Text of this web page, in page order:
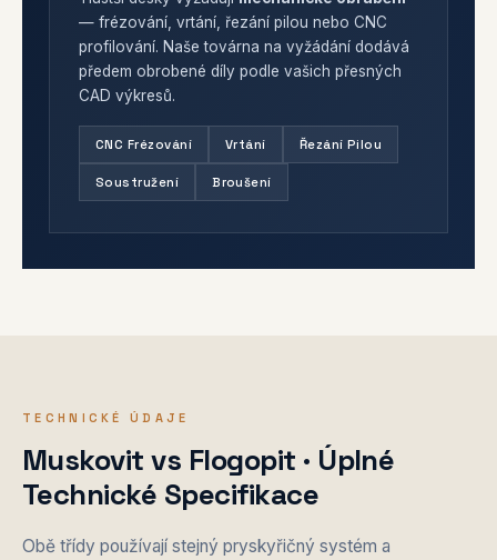
— frézování, vrtání, řezání pilou nebo CNC
profilování. Naše továrna na vyžádání dodává
předem obrobené díly podle vašich přesných
CAD výkresů.
CNC Frézování Vrtání Řezání Pilou
Soustružení Broušení
TECHNICKÉ ÚDAJE
Muskovit vs Flogopit · Úplné
Technické Specifikace
Obě třídy používají stejný pryskyřičný systém a